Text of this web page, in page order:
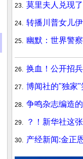
23. 莫里夫人兑现
24. 转播川普女儿
25. 幽默：世界警
26. 换血！公开招
27. 博闻社的"独家
28. 争鸣杂志编造
29. ？！新华社这
30. 产经新闻:金正